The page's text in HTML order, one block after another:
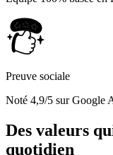
Preuve sociale
Noté 4,9/5 sur Google
Des valeurs
quotidien